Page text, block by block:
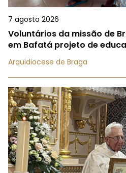
7 agosto 2026
Voluntários da missão de
em Bafatá projeto de
Arquidiocese de Braga